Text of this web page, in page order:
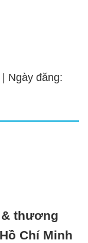
Ngày đăng:
thương
Chí Minh